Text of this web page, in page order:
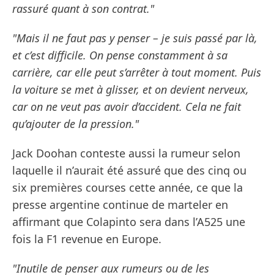
rassuré quant à son contrat."
"Mais il ne faut pas y penser – je suis passé par là,
et c’est difficile. On pense constamment à sa
carrière, car elle peut s’arrêter à tout moment. Puis
la voiture se met à glisser, et on devient nerveux,
car on ne veut pas avoir d’accident. Cela ne fait
qu’ajouter de la pression."
Jack Doohan conteste aussi la rumeur selon
laquelle il n’aurait été assuré que des cinq ou
six premières courses cette année, ce que la
presse argentine continue de marteler en
affirmant que Colapinto sera dans l’A525 une
fois la F1 revenue en Europe.
"Inutile de penser aux rumeurs ou de les